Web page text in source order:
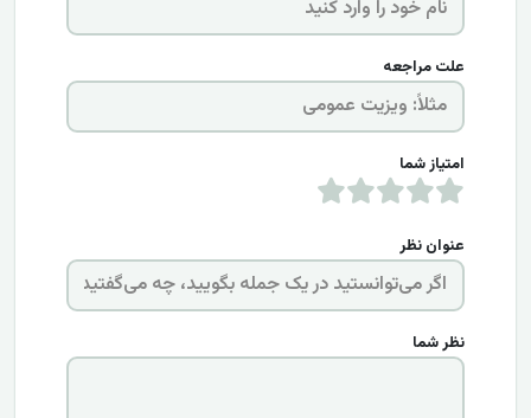
علت مراجعه
امتیاز شما
عنوان نظر
نظر شما